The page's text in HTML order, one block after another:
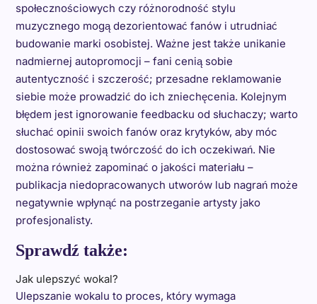
społecznościowych czy różnorodność stylu
muzycznego mogą dezorientować fanów i utrudniać
budowanie marki osobistej. Ważne jest także unikanie
nadmiernej autopromocji – fani cenią sobie
autentyczność i szczerość; przesadne reklamowanie
siebie może prowadzić do ich zniechęcenia. Kolejnym
błędem jest ignorowanie feedbacku od słuchaczy; warto
słuchać opinii swoich fanów oraz krytyków, aby móc
dostosować swoją twórczość do ich oczekiwań. Nie
można również zapominać o jakości materiału –
publikacja niedopracowanych utworów lub nagrań może
negatywnie wpłynąć na postrzeganie artysty jako
profesjonalisty.
Sprawdź także:
Jak ulepszyć wokal?
Ulepszanie wokalu to proces, który wymaga